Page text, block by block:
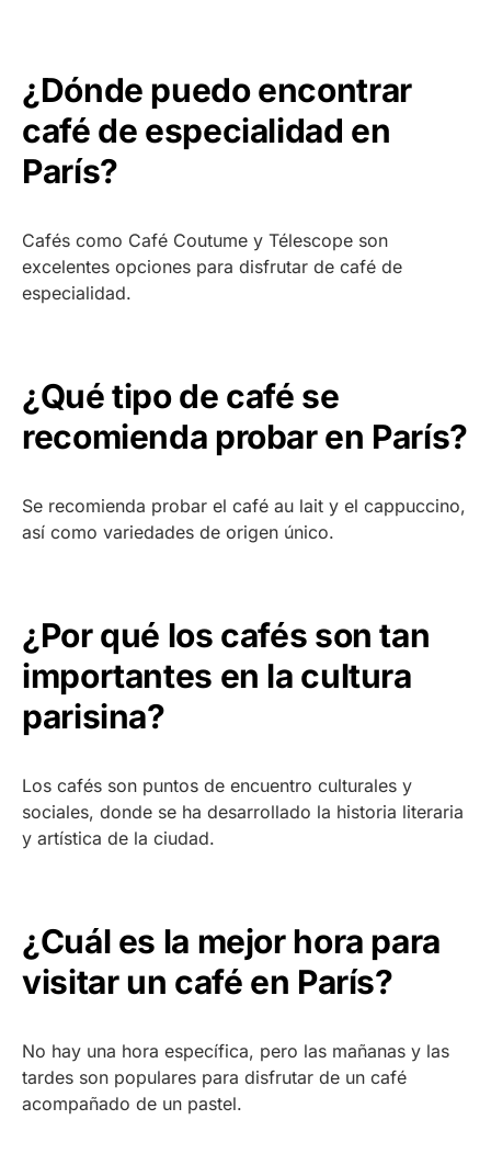
¿Dónde puedo encontrar
café de especialidad en
París?
Cafés como Café Coutume y Télescope son
excelentes opciones para disfrutar de café de
especialidad.
¿Qué tipo de café se
recomienda probar en París?
Se recomienda probar el café au lait y el cappuccino,
así como variedades de origen único.
¿Por qué los cafés son tan
importantes en la cultura
parisina?
Los cafés son puntos de encuentro culturales y
sociales, donde se ha desarrollado la historia literaria
y artística de la ciudad.
¿Cuál es la mejor hora para
visitar un café en París?
No hay una hora específica, pero las mañanas y las
tardes son populares para disfrutar de un café
acompañado de un pastel.